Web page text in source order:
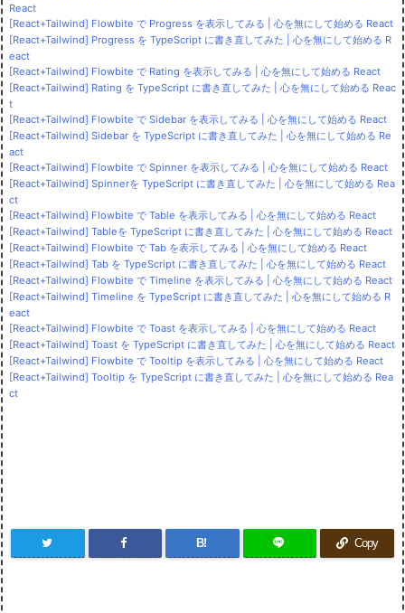
React
[React+Tailwind] Flowbite で Progress を表示してみる | 心を無にして始める React
[React+Tailwind] Progress を TypeScript に書き直してみた | 心を無にして始める R
eact
[React+Tailwind] Flowbite で Rating を表示してみる | 心を無にして始める React
[React+Tailwind] Rating を TypeScript に書き直してみた | 心を無にして始める Reac
t
[React+Tailwind] Flowbite で Sidebar を表示してみる | 心を無にして始める React
[React+Tailwind] Sidebar を TypeScript に書き直してみた | 心を無にして始める Re
act
[React+Tailwind] Flowbite で Spinner を表示してみる | 心を無にして始める React
[React+Tailwind] Spinnerを TypeScript に書き直してみた | 心を無にして始める Rea
ct
[React+Tailwind] Flowbite で Table を表示してみる | 心を無にして始める React
[React+Tailwind] Tableを TypeScript に書き直してみた | 心を無にして始める React
[React+Tailwind] Flowbite で Tab を表示してみる | 心を無にして始める React
[React+Tailwind] Tab を TypeScript に書き直してみた | 心を無にして始める React
[React+Tailwind] Flowbite で Timeline を表示してみる | 心を無にして始める React
[React+Tailwind] Timeline を TypeScript に書き直してみた | 心を無にして始める R
eact
[React+Tailwind] Flowbite で Toast を表示してみる | 心を無にして始める React
[React+Tailwind] Toast を TypeScript に書き直してみた | 心を無にして始める React
[React+Tailwind] Flowbite で Tooltip を表示してみる | 心を無にして始める React
[React+Tailwind] Tooltip を TypeScript に書き直してみた | 心を無にして始める Rea
ct
B! Copy